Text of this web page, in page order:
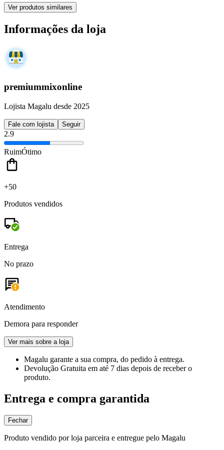
Ver produtos similares
Informações da loja
premiummixonline
Lojista Magalu desde 2025
Fale com lojista Seguir
2.9
RuimÓtimo
+50
Produtos vendidos
Entrega
No prazo
Atendimento
Demora para responder
Ver mais sobre a loja
Magalu garante a sua compra, do pedido à entrega.
Devolução Gratuita em até 7 dias depois de receber o
produto.
Entrega e compra garantida
Fechar
Produto vendido por loja parceira e entregue pelo Magalu